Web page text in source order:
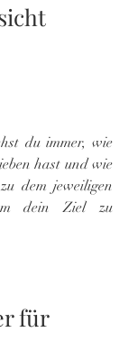
du immer, wie
hast und wie
dem jeweiligen
dein Ziel zu
für